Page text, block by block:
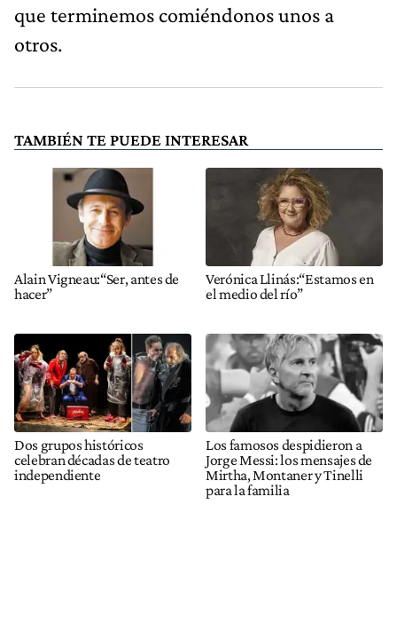
que terminemos comiéndonos unos a
otros.
TAMBIÉN TE PUEDE INTERESAR
Alain Vigneau:“Ser, antes de
hacer”
Verónica Llinás:“Estamos en
el medio del río”
Dos grupos históricos
celebran décadas de teatro
independiente
Los famosos despidieron a
Jorge Messi: los mensajes de
Mirtha, Montaner y Tinelli
para la familia